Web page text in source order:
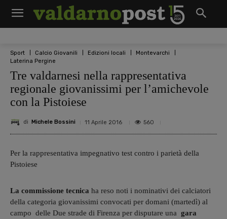
Sport Calcio Giovanili Edizioni locali
Montevarchi
Laterina Pergine
Tre valdarnesi nella rappresentativa
regionale giovanissimi per l’amichevole
con la Pistoiese
di Michele Bossini 11 Aprile 2016 560
Per la rappresentativa impegnativo test contro i parietà della
Pistoiese
La commissione tecnica ha reso noti i nominativi dei calciatori
della categoria giovanissimi convocati per domani (martedì) al
campo delle Due strade di Firenza per disputare una gara